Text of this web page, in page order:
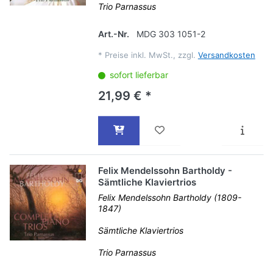
Trio Parnassus
Art.-Nr. MDG 303 1051-2
* Preise inkl. MwSt., zzgl. Versandkosten
sofort lieferbar
21,99 € *
Felix Mendelssohn Bartholdy -
Sämtliche Klaviertrios
Felix Mendelssohn Bartholdy (1809-
1847)
Sämtliche Klaviertrios
Trio Parnassus